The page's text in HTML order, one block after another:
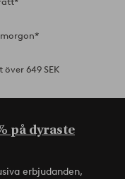
649 SEK
på dyraste
erbjudanden,